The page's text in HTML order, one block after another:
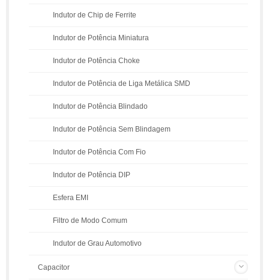
Indutor de Chip de Ferrite
Indutor de Potência Miniatura
Indutor de Potência Choke
Indutor de Potência de Liga Metálica SMD
Indutor de Potência Blindado
Indutor de Potência Sem Blindagem
Indutor de Potência Com Fio
Indutor de Potência DIP
Esfera EMI
Filtro de Modo Comum
Indutor de Grau Automotivo
Capacitor